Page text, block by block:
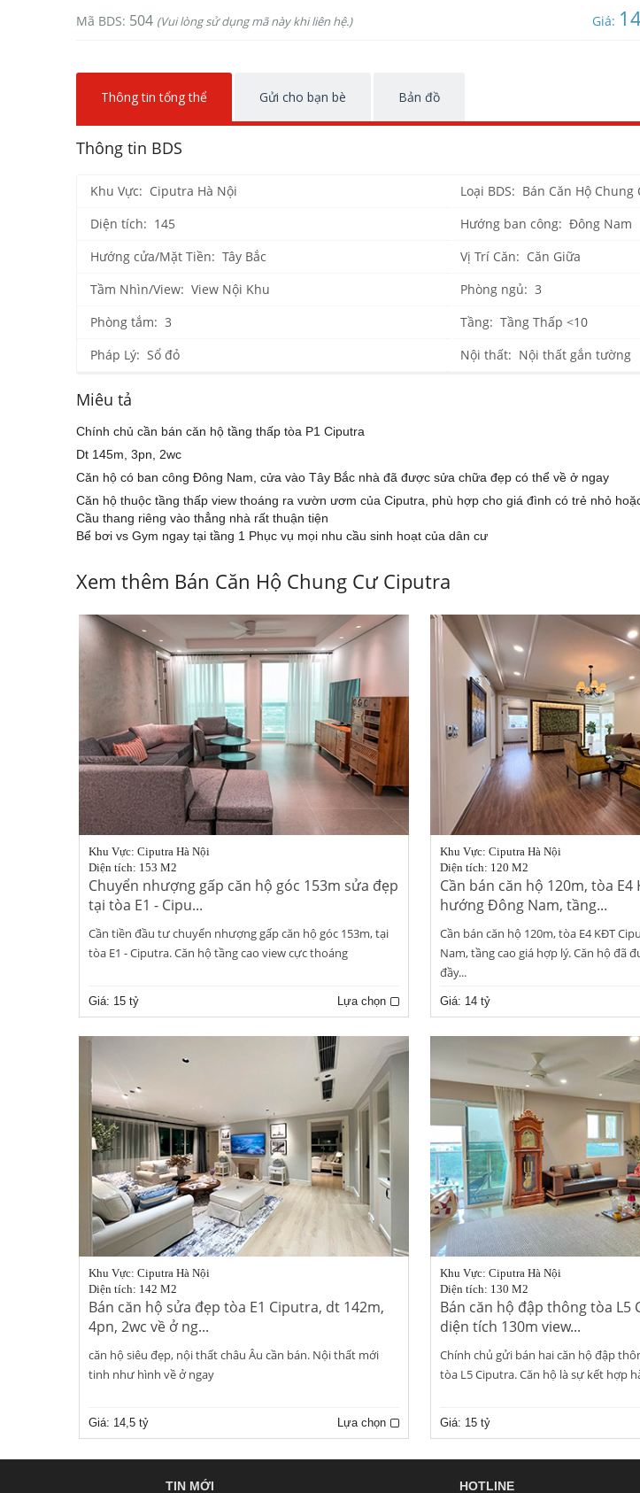
Mã BDS: 504 (Vui lòng sử dụng mã này khi liên hệ.) Giá:
Thông tin tổng thể Gửi cho bạn bè Bản đồ
Thông tin BDS
Khu Vực: Ciputra Hà Nội
Loại BDS: Bán Căn Hộ Chung
Diện tích: 145
Hướng ban công: Đông Nam
Hướng cửa/Mặt Tiền: Tây Bắc
Vị Trí Căn: Căn Giữa
Tầm Nhìn/View: View Nội Khu
Phòng ngủ: 3
Phòng tắm: 3
Tầng: Tầng Thấp <10
Pháp Lý: Sổ đỏ
Nội thất: Nội thất gắn tường
Miêu tả
Chính chủ cần bán căn hộ tầng thấp tòa P1 Ciputra
Dt 145m, 3pn, 2wc
Căn hộ có ban công Đông Nam, cửa vào Tây Bắc nhà đã được sửa chữa đẹp có thể về ở ngay
Căn hộ thuộc tầng thấp view thoáng ra vườn ươm của Ciputra, phù hợp cho giá đình có trẻ nhỏ
Cầu thang riêng vào thẳng nhà rất thuận tiện
Bể bơi vs Gym ngay tại tầng 1 Phục vụ mọi nhu cầu sinh hoạt của dân cư
Xem thêm Bán Căn Hộ Chung Cư Ciputra
Khu Vực: Ciputra Hà Nội
Diện tích: 153 M2
Chuyển nhượng gấp căn hộ góc 153m sửa đẹp
tại tòa E1 - Cipu...
Cần tiền đầu tư chuyển nhượng gấp căn hộ góc 153m, tại
tòa E1 - Ciputra. Căn hộ tầng cao view cực thoáng
Giá: 15 tỷ Lựa chọn
Khu Vực: Ciputra Hà Nội
Diện tích: 120 M2
Cần bán căn hộ 120m, tòa E4
hướng Đông Nam, tầng...
Cần bán căn hộ 120m, tòa E4 KĐT
Nam, tầng cao giá hợp lý. Căn hộ đã
đầy...
Giá: 14 tỷ
Khu Vực: Ciputra Hà Nội
Diện tích: 142 M2
Bán căn hộ sửa đẹp tòa E1 Ciputra, dt 142m,
4pn, 2wc về ở ng...
căn hộ siêu đẹp, nội thất châu Âu cần bán. Nội thất mới
tinh như hình về ở ngay
Giá: 14,5 tỷ Lựa chọn
Khu Vực: Ciputra Hà Nội
Diện tích: 130 M2
Bán căn hộ đập thông tòa L5
diện tích 130m view...
Chính chủ gửi bán hai căn hộ đập
tòa L5 Ciputra. Căn hộ là sự kết hợp
Giá: 15 tỷ
TIN MỚI HOTLINE